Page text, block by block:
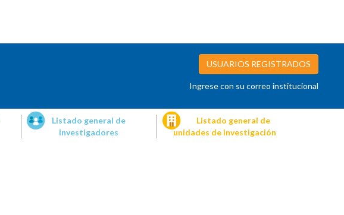
USUARIOS REGISTRADOS
Ingrese con su correo institucional
Listado general de
investigadores
Listado general de
unidades de investigación